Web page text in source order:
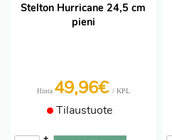
Stelton Hurricane 24,5 cm
pieni
Hinta 49,96€ / KPL
Tilaustuote